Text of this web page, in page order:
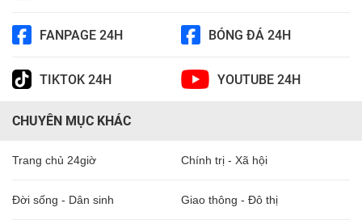
FANPAGE 24H BÓNG ĐÁ 24H
TIKTOK 24H YOUTUBE 24H
CHUYÊN MỤC KHÁC
Trang chủ 24giờ Chính trị - Xã hội
Đời sống - Dân sinh Giao thông - Đô thị